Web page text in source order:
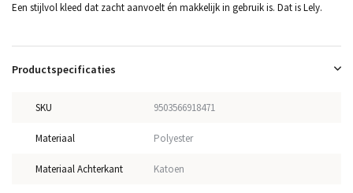
Een stijlvol kleed dat zacht aanvoelt én makkelijk in gebruik is. Dat is Lely.
Productspecificaties
SKU 9503566918471
Materiaal Polyester
Materiaal Achterkant Katoen